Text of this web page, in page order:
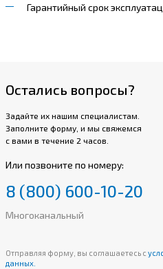
Гарантийный срок
Остались вопросы?
Задайте их нашим специалистам.
Заполните форму, и мы свяжемся
с вами в течение 2 часов.
Или позвоните по номеру:
8 (800) 600-10-20
Многоканальный
Отправляя форму, вы соглашаетесь с
данных.